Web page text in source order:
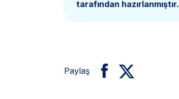
tarafından hazırlanmıştır.
Paylaş